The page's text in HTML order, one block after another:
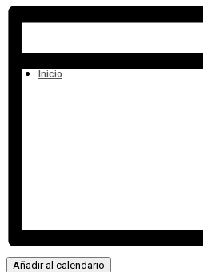
Inicio
Añadir al calendario